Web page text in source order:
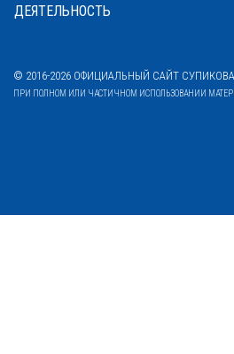
ДЕЯТЕЛЬНОСТЬ
© 2016-2026 ОФИЦИАЛЬНЫЙ САЙТ
ПРИ ПОЛНОМ ИЛИ ЧАСТИЧНОМ ИСПОЛЬЗОВАНИИ